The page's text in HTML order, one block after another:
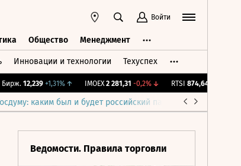
Войти
Общество Менеджмент
Инновации и технологии Техуспех
12,239 +1,31%↑ IMOEX 2 281,31 -0,2%↓ RTSI 874,64 -1,12%
каким был и будет российский парламент
Ведомости. Правила торговли